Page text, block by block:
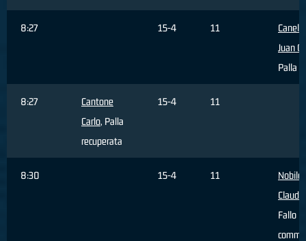
8:27 15-4 11
Canelo
Juan
Palla
8:27
Cantone
Carlo, Palla
recuperata
15-4 11
8:30 15-4 11
Nobile
Claudio
Fallo